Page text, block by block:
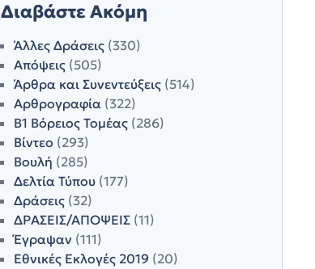
Διαβάστε Ακόμη
Άλλες Δράσεις(330)
Απόψεις(505)
Άρθρα και Συνεντεύξεις(514)
Αρθρογραφία(322)
Β1 Βόρειος Τομέας(286)
Βίντεο (293)
Βουλή (285)
Δελτία Τύπου(177)
Δράσεις(32)
ΔΡΑΣΕΙΣ/ΑΠΟΨΕΙΣ(11)
Έγραψαν (111)
Εθνικές Εκλογές 2019 (20)